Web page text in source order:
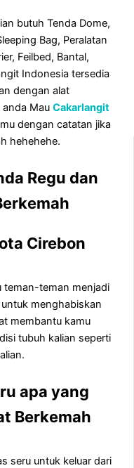
butuh Tenda Dome,
Bag, Peralatan
Feilbed, Bantal,
Indonesia tersedia
dengan alat
Mau Cakarlangit
dengan catatan jika
hehehehe.
Regu dan
Cirebon
teman-teman menjadi
menghabiskan
membantu kamu
tubuh kalian seperti
apa yang
Berkemah
seru untuk keluar dari